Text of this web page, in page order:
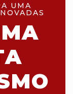
UMA